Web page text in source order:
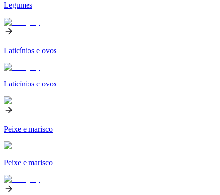
Legumes
Laticínios e ovos
Laticínios e ovos
Peixe e marisco
Peixe e marisco